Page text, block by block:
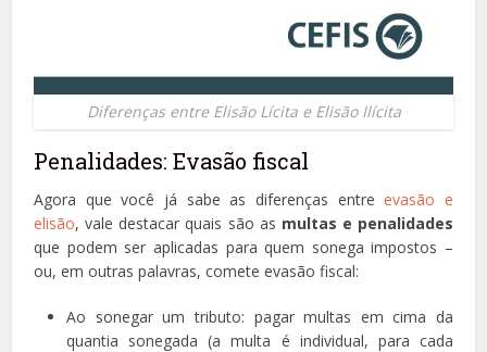
Diferenças entre Elisão Lícita e Elisão Ilícita
Penalidades: Evasão fiscal
Agora que você já sabe as diferenças entreevasão e
elisão, vale destacar quais são as multas e penalidades
que podem ser aplicadas para quem sonega impostos –
ou, em outras palavras, comete evasão fiscal:
Ao sonegar um tributo: pagar multas em cima da
quantia sonegada (a multa é individual, para cada